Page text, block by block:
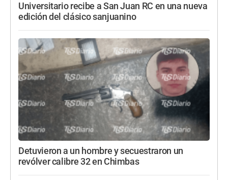
Universitario recibe a San Juan RC en una nueva
edición del clásico sanjuanino
Detuvieron a un hombre y secuestraron un
revólver calibre 32 en Chimbas